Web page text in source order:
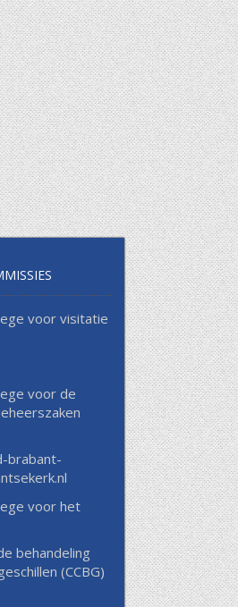
voor visitatie
voor de
brabant-
voor het
behandeling
(CCBG)